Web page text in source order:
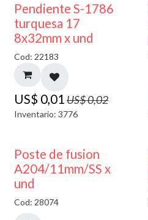
50% DESCUENTO
Pendiente S-1786
turquesa 17
8x32mm x und
Cod: 22183
US$ 0,01 US$0,02
Inventario: 3776
Poste de fusion
A204/11mm/SS x
und
Cod: 28074